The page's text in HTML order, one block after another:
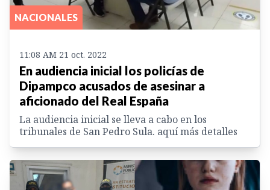
NACIONALES
11:08 AM 21 oct. 2022
En audiencia inicial los policías de
Dipampco acusados de asesinar a
aficionado del Real España
La audiencia inicial se lleva a cabo en los
tribunales de San Pedro Sula. aquí más detalles